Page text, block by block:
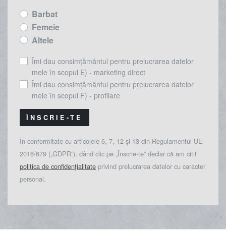
Barbat
Femeie
Altele
Îmi dau consimțământul pentru prelucrarea datelor
mele în scopul E) - marketing direct
Îmi dau consimțământul pentru prelucrarea datelor
mele în scopul F) - profilare
ÎNSCRIE-TE
În conformitate cu articolele 6, 7, 12 și 13 din Regulamentul UE
2016/679 („GDPR”), dând clic pe „Înscrie-te” declar că am citit
politica de confidențialitate privind prelucrarea datelor cu caracter
personal.